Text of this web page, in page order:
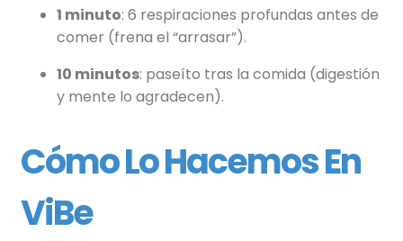
1 minuto: 6 respiraciones profundas antes de
comer (frena el “arrasar”).
10 minutos: paseíto tras la comida (digestión
y mente lo agradecen).
Cómo Lo Hacemos En
ViBe